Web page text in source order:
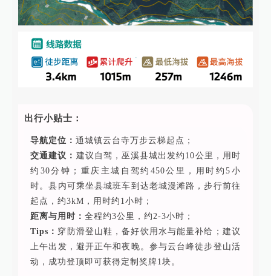
出行小贴士：
导航定位：通城镇云台寺万步云梯起点；
交通建议： 建议自驾，巫溪县城出发约10公里，用时
约30分钟；重庆主城自驾约450公里，用时约5小
时。县内可乘坐县城班车到达老城漫滩路，步行前往
起点，约3kM，用时约1小时；
距离与用时：全程约3公里，约2-3小时；
Tips： 穿防滑登山鞋，备好饮用水与能量补给；建议
上午出发，避开正午和夜晚。参与云台峰徒步登山活
动，成功登顶即可获得定制奖牌1块。